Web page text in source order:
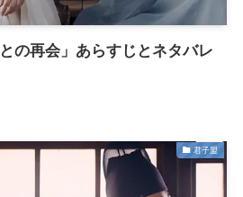
の再会」あらすじとネタバレ
君子盟